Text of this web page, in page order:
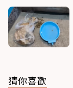
猜你喜歡